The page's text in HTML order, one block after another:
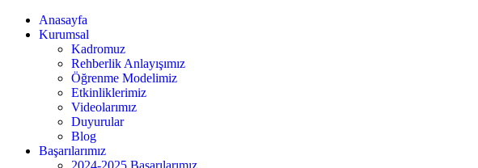
Anasayfa
Kurumsal
Kadromuz
Rehberlik Anlayışımız
Öğrenme Modelimiz
Etkinliklerimiz
Videolarımız
Duyurular
Blog
Başarılarımız
2024-2025 Başarılarımız